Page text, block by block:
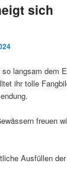
sich
langsam dem
ihr tolle
freuen
Ausfüllen